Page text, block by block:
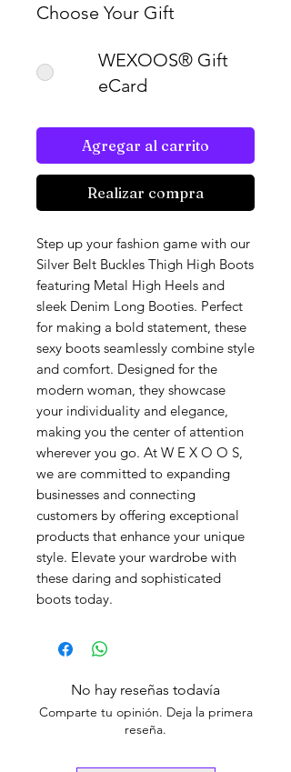
Choose Your Gift
WEXOOS® Gift
eCard
Agregar al carrito
Realizar compra
Step up your fashion game with our
Silver Belt Buckles Thigh High Boots
featuring Metal High Heels and
sleek Denim Long Booties. Perfect
for making a bold statement, these
sexy boots seamlessly combine style
and comfort. Designed for the
modern woman, they showcase
your individuality and elegance,
making you the center of attention
wherever you go. At W E X O O S,
we are committed to expanding
businesses and connecting
customers by offering exceptional
products that enhance your unique
style. Elevate your wardrobe with
these daring and sophisticated
boots today.
No hay reseñas todavía
Comparte tu opinión. Deja la primera
reseña.